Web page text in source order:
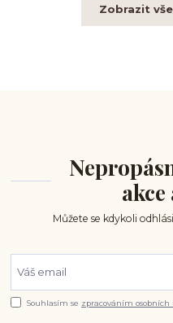
Zobrazit
akce
Můžete se kdykoli
Souhlasím se zpracováním osobních